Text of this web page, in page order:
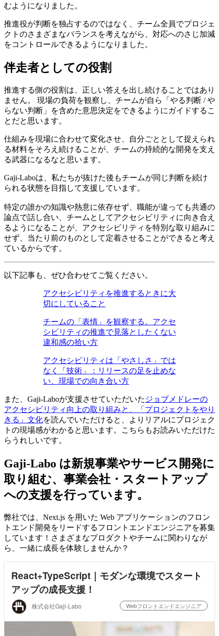
むようになりました。
推進役が判断を独占するのではなく、チーム全員でプロジェ
クトのさまざまなバランスを考えながら、対応へのさじ加減
をコントロールできるようになりました。
伴走者としての役割
推進する側の役割は、正しい答えを出し続けることではあり
ません。 現場の負荷を観察し、チームが自ら「やる判断 / や
らない判断」を含めた意思決定をできるようにガイドするこ
とだと思います。
仕組みを現場に合わせて変化させ、自分ごととして捉えられ
る材料をそろえ続けることが、チームの持続的な開発を支え
る武器になるなと思います。
Gaji-Laboは、私たちが抜けた後もチームが同じ判断を続け
られる状態を目指して支援しています。
特定の誰かの知識や熱意に依存せず、職能が違っても共通の
論点で話し合い、チームとしてアクセシビリティに向き合え
るようになることが、アクセシビリティを特別な取り組みに
せず、当たり前のものとして定着させることができると考え
ているからです。
以下記事も、ぜひ合わせてご覧ください。
アクセシビリティを推進するときに大
切にしていること
チームの「表情」を観察する。アクセ
シビリティの推進で見落としたくない
違和感の拾い方
アクセシビリティは「やさしさ」では
なく「技術」：リリースの足を止めな
い、現場での向き合い方
また、Gaji-Laboが支援させていただいた ジョブメドレーの
アクセシビリティ向上の取り組みと、「プロジェクトをやり
きる」文化を読んでいただけると、よりリアルにプロジェク
トの現場感がわかると思います。こちらもお読みいただけた
らうれしいです。
Gaji-Labo は新規事業やサービス開発に
取り組む、事業会社・スタートアップ
への支援を行っています。
弊社では、 Next.js を用いた Web アプリケーションのフロン
トエンド開発をリードするフロントエンドエンジニアを募集
しています！さまざまなプロダクトやチームに関わりなが
ら、一緒に成長を体験しませんか？